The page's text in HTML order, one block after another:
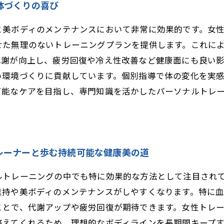
づくりの喜び
ボディのメンテナンスにおいて非常に効果的です。女
無理のないトレーニングプランを提供します。これに
が向上し、疲労回復や冷え性改善など健康面にも良い
境づくりに貢献しています。個別指導で体の変化を実
なケアを目指し、専門知識を活かしたパーソナルトレ
ナーと歩む持続可能な健康美の道
レーニングの中でも特に効果的な方法として注目され
や美ボディのメンテナンスがしやすくなります。特に
で、代謝アップや疲労回復が期待できます。女性トレ